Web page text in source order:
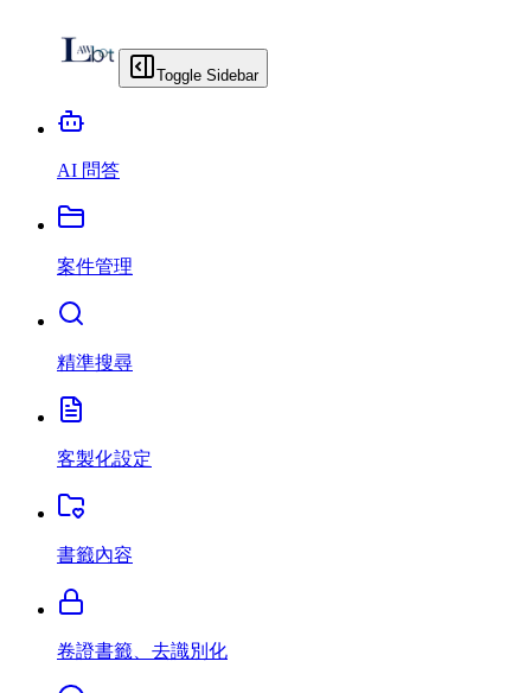
Toggle Sidebar
AI 問答
案件管理
精準搜尋
客製化設定
書籤內容
卷證書籤、去識別化